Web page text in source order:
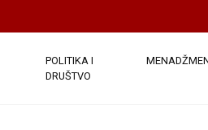
POLITIKA I
DRUŠTVO